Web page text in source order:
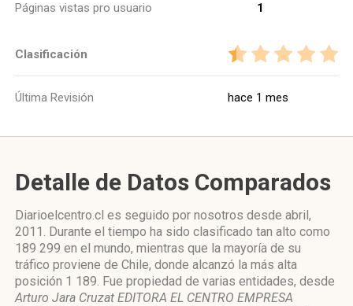
Páginas vistas pro usuario
1
Clasificación
Última Revisión hace 1 mes
Detalle de Datos Comparados
Diarioelcentro.cl es seguido por nosotros desde abril,
2011. Durante el tiempo ha sido clasificado tan alto como
189 299 en el mundo, mientras que la mayoría de su
tráfico proviene de Chile, donde alcanzó la más alta
posición 1 189. Fue propiedad de varias entidades, desde
Arturo Jara Cruzat EDITORA EL CENTRO EMPRESA